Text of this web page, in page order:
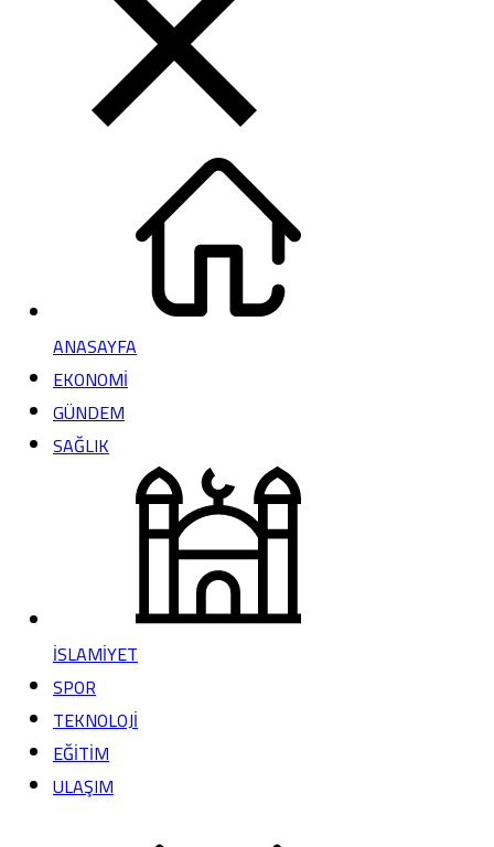
ANASAYFA
EKONOMİ
GÜNDEM
SAĞLIK
İSLAMİYET
SPOR
TEKNOLOJİ
EĞİTİM
ULAŞIM